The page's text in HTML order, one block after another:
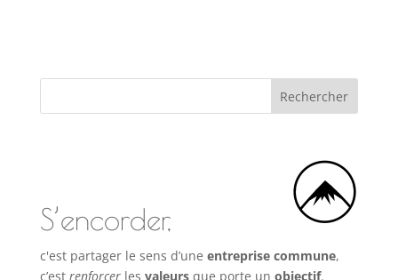
S’encorder,
c'est partager le sens d’une entreprise commune,
c’est renforcerles valeursque porte un objectif.